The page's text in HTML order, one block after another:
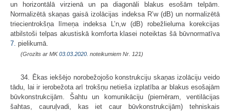
un horizontālā virzienā un pa diagonāli blakus esošām telpām.
Normalizētā skaņas gaisā izolācijas indeksa R’w (dB) un normalizētā
triecientrokšņa līmeņa indeksa L’n,w (dB) robežlieluma korekcijas
atbilstoši telpas akustiskā komforta klasei noteiktas šā būvnormatīva
7. pielikumā.
(Grozīts ar MK03.03.2020. noteikumiem Nr. 121)
34. Ēkas iekšējo norobežojošo konstrukciju skaņas izolāciju veido
tādu, lai ir ierobežota arī trokšņu netieša izplatība ar blakus esošajām
būvkonstrukcijām. Šahtu un komunikāciju (piemēram, ventilācijas
šahtas, cauruļvadi, kas iet caur būvkonstrukcijām) tehniskais